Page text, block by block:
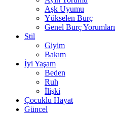
Aşk Uyumu
Yükselen Burç
Genel Burç Yorumları
Stil
Giyim
Bakım
İyi Yaşam
Beden
Ruh
İlişki
Çocuklu Hayat
Güncel